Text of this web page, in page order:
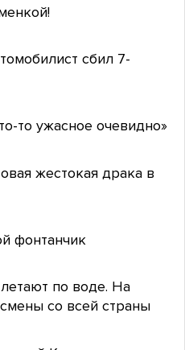
сбил 7-
то ужасное очевидно»
жестокая драка в
фонтанчик
по воде. На
со всей страны